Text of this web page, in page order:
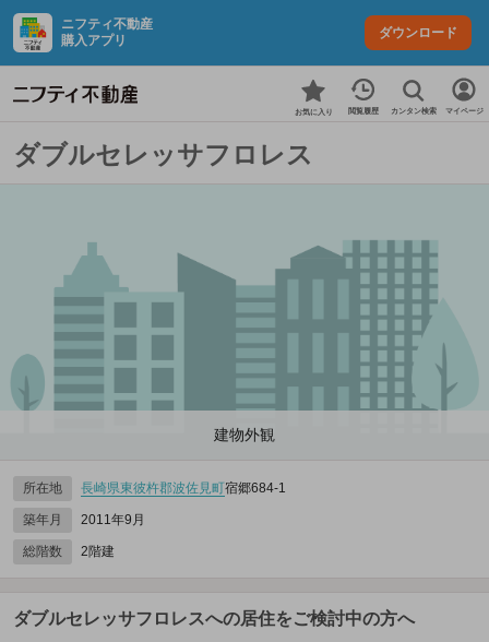
ニフティ不動産
購入アプリ
ダウンロード
お気に入り 閲覧履歴 カンタン検索 マイページ
ダブルセレッサフロレス
建物外観
所在地 長崎県東彼杵郡波佐見町宿郷684‐1
築年月 2011年9月
総階数 2階建
ダブルセレッサフロレスへの居住をご検討中の方へ